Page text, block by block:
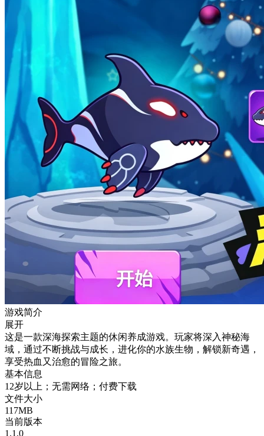
游戏简介
展开
这是一款深海探索主题的休闲养成游戏。玩家将深入神秘海
域，通过不断挑战与成长，进化你的水族生物，解锁新奇遇，
享受热血又治愈的冒险之旅。
基本信息
12岁以上；无需网络；付费下载
文件大小
117MB
当前版本
1.1.0